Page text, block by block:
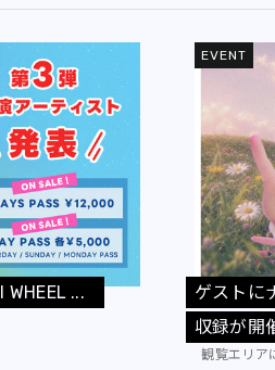
I WHEEL ...
EVENT
ゲス ト に
収録が 開
観覧エリア